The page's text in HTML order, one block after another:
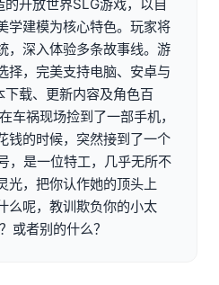
开放世界SLG游戏，以自
学建模为核心特色。玩家将
，深入体验多条故事线。游
择，完美支持电脑、安卓与
载、更新内容及角色百
车祸现场捡到了一部手机，
钱的时候，突然接到了一个
，是一位特工，几乎无所不
光，把你认作她的顶头上
么呢，教训欺负你的小太
或者别的什么？